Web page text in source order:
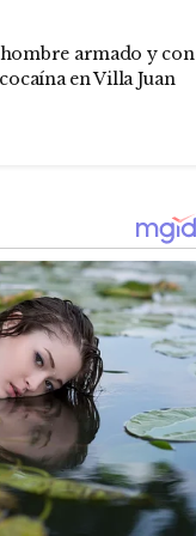
armado y con
en Villa Juan